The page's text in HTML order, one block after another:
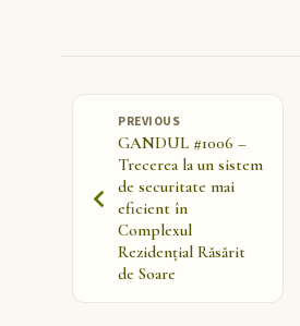
PREVIOUS
GANDUL #1006 –
Trecerea la un sistem
de securitate mai
eficient în
Complexul
Rezidențial Răsărit
de Soare